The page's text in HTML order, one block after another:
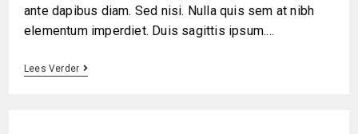
ante dapibus diam. Sed nisi. Nulla quis sem at nibh
elementum imperdiet. Duis sagittis ipsum.…
Lees Verder